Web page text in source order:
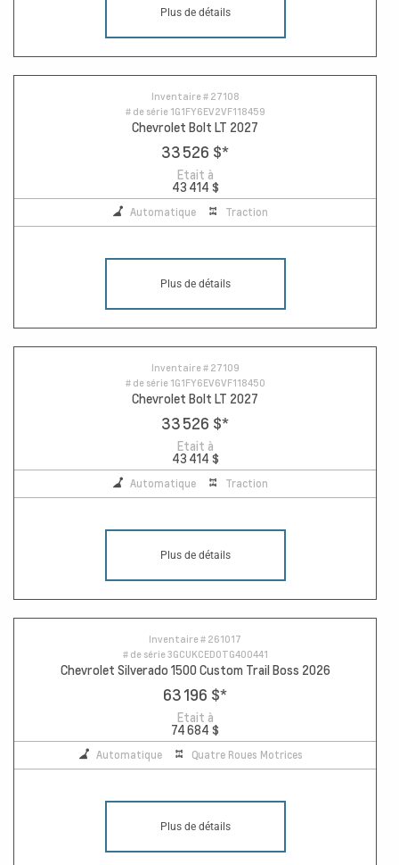
Plus de détails
Inventaire # 27108
# de série 1G1FY6EV2VF118459
Chevrolet Bolt LT 2027
33 526 $*
Etait à
43 414 $
Automatique Traction
Plus de détails
Inventaire # 27109
# de série 1G1FY6EV6VF118450
Chevrolet Bolt LT 2027
33 526 $*
Etait à
43 414 $
Automatique Traction
Plus de détails
Inventaire # 261017
# de série3GCUKCED0TG400441
Chevrolet Silverado 1500 Custom Trail Boss 2026
63 196 $*
Etait à
74 684 $
Automatique Quatre Roues Motrices
Plus de détails